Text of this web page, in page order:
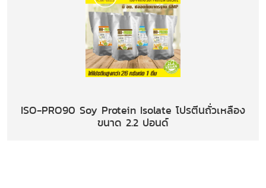
ISO-PRO90 Soy Protein Isolate โปรตีนถั่วเหลือง
ขนาด 2.2 ปอนด์